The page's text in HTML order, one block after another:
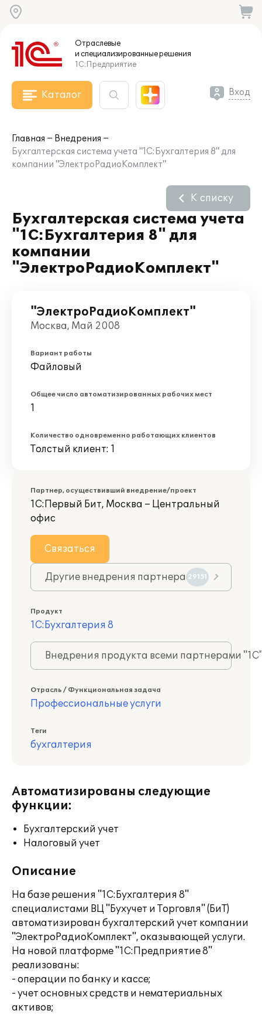
Отраслевые
и специализированныерешения
1С:Предприятие
Каталог Вход
Главная
Внедрения
Бухгалтерская система учета "1С:Бухгалтерия 8" для
компании "ЭлектроРадиоКомплект"
Бухгалтерская система учета
"1С:Бухгалтерия 8" для
компании
"ЭлектроРадиоКомплект"
К списку
"ЭлектроРадиоКомплект"
Москва, Май 2008
Вариант работы
Файловый
Общее число автоматизированных рабочих мест
1
Количество одновременно работающих клиентов
Толстый клиент: 1
Партнер, осуществивший внедрение/проект
1С:Первый Бит, Москва – Центральный
офис
Связаться
Другие внедрения партнера 29151
Продукт
1С:Бухгалтерия 8
Внедрения продукта всеми партнерами
Отрасль / Функциональная задача
Профессиональные услуги
Теги
бухгалтерия
Автоматизированы следующие
функции:
Бухгалтерский учет
Налоговый учет
Описание
На базе решения "1С:Бухгалтерия 8"
специалистами ВЦ "Бухучет и Торговля" (БиТ)
автоматизирован бухгалтерский учет компании
"ЭлектроРадиоКомплект", оказывающей услуги.
На новой платформе "1С:Предприятие 8"
реализованы:
- операции по банку и кассе;
- учет основных средств и нематериальных
активов;